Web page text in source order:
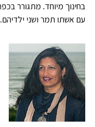
בחינוך מיוחד. מתגורר
עם אשתו תמר ושני ילדיהם.